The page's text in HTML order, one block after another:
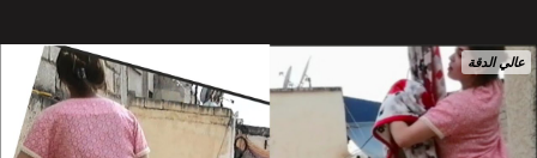
عالي الدقة